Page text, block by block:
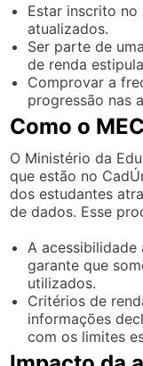
Estar inscrito
atualizados.
Ser parte de
de renda
Comprovar a
progressão nas
Como o
O Ministério da
que estão no
dos estudantes
de dados. Esse
A
garante que
utilizados.
Critérios de
informações
com os limites